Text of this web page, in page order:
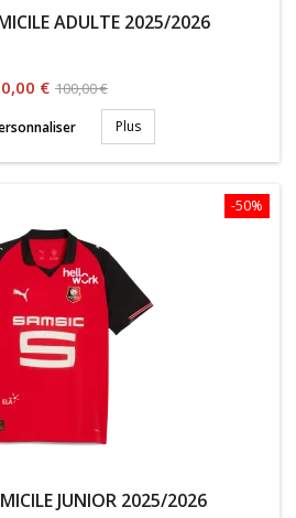
ADULTE 2025/2026
€ Prix
habituel
100,00 €
Plus
-50%
JUNIOR 2025/2026